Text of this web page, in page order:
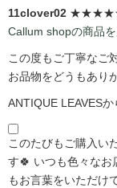
11clover02
Callum shopの商品
この度もご丁寧なご
お品物をどうもあり
ANTIQUE LEAVESか
このたびもご購入い
す🍀 いつも色々なお
もお言葉をいただけ